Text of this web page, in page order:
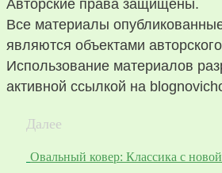
Авторские права защищены.
Все материалы
являются объектами
Использование материалов
активной ссылкой на
Далее
Овальный ковер: Классика с